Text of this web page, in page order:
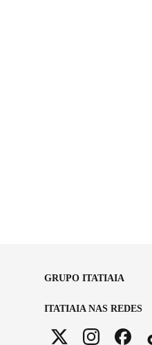
GRUPO ITATIAIA
ITATIAIA NAS REDES